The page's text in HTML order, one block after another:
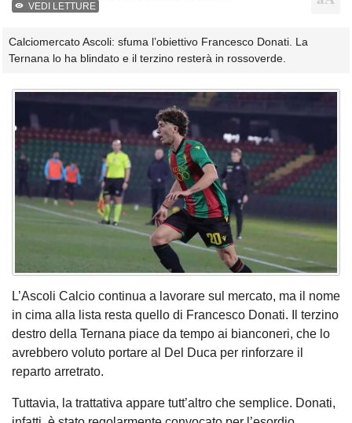
VEDI LETTURE
Calciomercato Ascoli: sfuma l’obiettivo Francesco Donati. La
Ternana lo ha blindato e il terzino resterà in rossoverde.
L’Ascoli Calcio continua a lavorare sul mercato, ma il nome
in cima alla lista resta quello di Francesco Donati. Il terzino
destro della Ternana piace da tempo ai bianconeri, che lo
avrebbero voluto portare al Del Duca per rinforzare il
reparto arretrato.
Tuttavia, la trattativa appare tutt’altro che semplice. Donati,